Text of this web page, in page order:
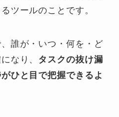
ツールのことです。
誰が・いつ・何を・ど
なり、 タスクの抜け漏
ひと目で把握できるよ